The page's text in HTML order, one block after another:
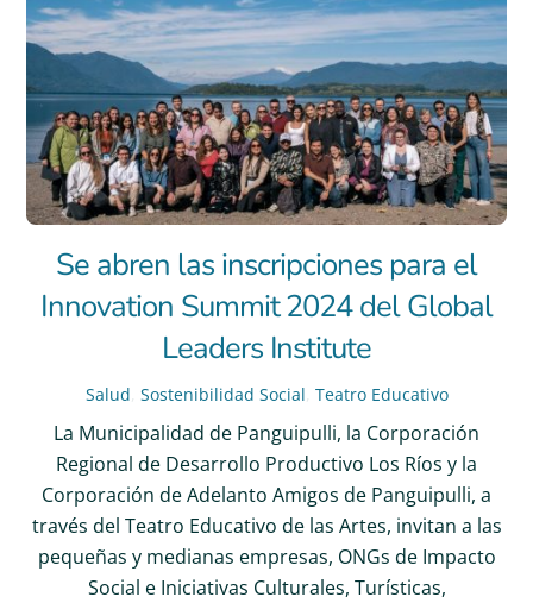
Se abren las inscripciones para el
Innovation Summit 2024 del Global
Leaders Institute
Salud, Sostenibilidad Social, Teatro Educativo
La Municipalidad de Panguipulli, la Corporación
Regional de Desarrollo Productivo Los Ríos y la
Corporación de Adelanto Amigos de Panguipulli, a
través del Teatro Educativo de las Artes, invitan a las
pequeñas y medianas empresas, ONGs de Impacto
Social e Iniciativas Culturales, Turísticas,